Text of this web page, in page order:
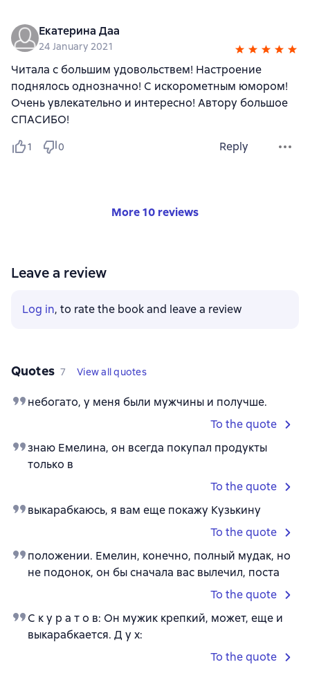
Екатерина Даа
24 January 2021
Читала с большим удовольствем! Настроение
поднялось однозначно! С искорометным юмором!
Очень увлекательно и интересно! Автору большое
СПАСИБО!
1 0 Reply
More 10 reviews
Leave a review
Log in, to rate the book and leave a review
Quotes 7 View all quotes
небогато, у меня были мужчины и получше.
To the quote
знаю Емелина, он всегда покупал продукты
только в
To the quote
выкарабкаюсь, я вам еще покажу Кузькину
To the quote
положении. Емелин, конечно, полный мудак, но
не подонок, он бы сначала вас вылечил, поста
To the quote
С к у р а т о в: Он мужик крепкий, может, еще и
выкарабкается. Д у х:
To the quote